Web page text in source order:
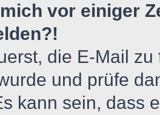
vor einiger
die E-Mail
und prüfe
kann sein, dass